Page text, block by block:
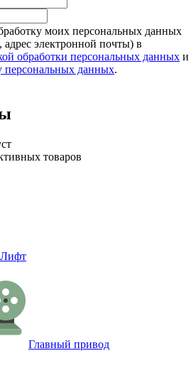
моих персональных данных
электронной почты) в
обработки персональных данных и
персональных данных.
товаров
Лифт
Главный привод